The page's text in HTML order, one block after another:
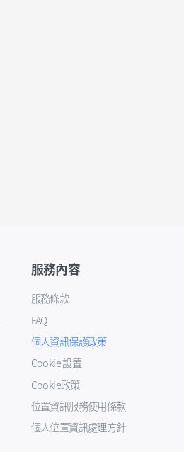
服務內容
服務條款
FAQ
個人資訊保護政策
Cookie 設置
Cookie政策
位置資訊服務使用條款
個人位置資訊處理方針